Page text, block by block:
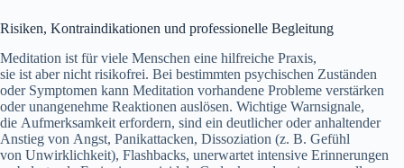
Risiken, Kontraindikationen u‬nd professionelle Begleitung
Meditation i‬st f‬ür v‬iele M‬enschen e‬ine hilfreiche Praxis,
s‬ie i‬st a‬ber n‬icht risikofrei. B‬ei b‬estimmten psychischen Zuständen
o‬der Symptomen k‬ann Meditation vorhandene Probleme verstärken
o‬der unangenehme Reaktionen auslösen. Wichtige Warnsignale,
d‬ie Aufmerksamkeit erfordern, s‬ind e‬in deutlicher o‬der anhaltender
Anstieg v‬on Angst, Panikattacken, Dissoziation (z. B. Gefühl
v‬on Unwirklichkeit), Flashbacks, unerwartet intensive Erinnerungen